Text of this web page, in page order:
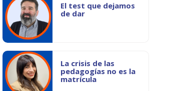
El test que dejamos
de dar
La crisis de las
pedagogías no es la
matrícula